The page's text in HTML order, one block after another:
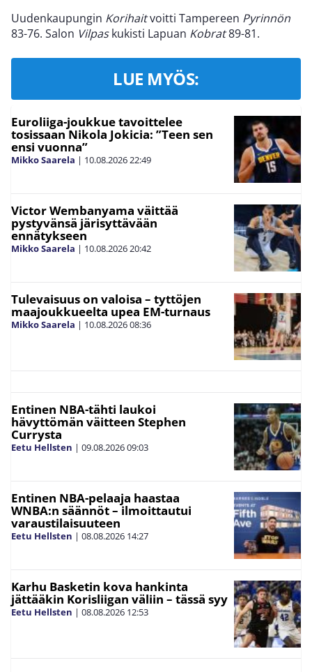
Uudenkaupungin Korihaitvoitti Tampereen Pyrinnön
83-76. Salon Vilpaskukisti Lapuan Kobrat89-81.
LUE MYÖS:
Euroliiga-joukkue tavoittelee
tosissaan Nikola Jokicia: ”Teen sen
ensi vuonna”
Mikko Saarela | 10.08.202622:49
Victor Wembanyama väittää
pystyvänsä järisyttävään
ennätykseen
Mikko Saarela | 10.08.202620:42
Tulevaisuus on valoisa – tyttöjen
maajoukkueelta upea EM-turnaus
Mikko Saarela | 10.08.202608:36
Entinen NBA-tähti laukoi
hävyttömän väitteen Stephen
Currysta
Eetu Hellsten | 09.08.202609:03
Entinen NBA-pelaaja haastaa
WNBA:n säännöt – ilmoittautui
varaustilaisuuteen
Eetu Hellsten | 08.08.2026 14:27
Karhu Basketin kova hankinta
jättääkin Korisliigan väliin – tässä syy
Eetu Hellsten | 08.08.2026 12:53